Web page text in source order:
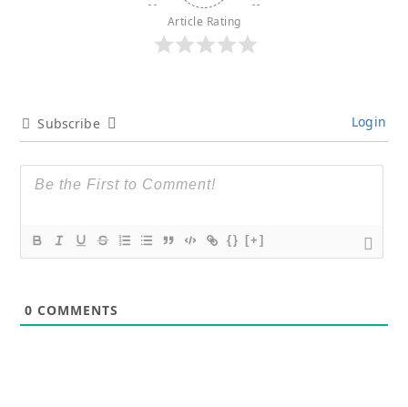
Article Rating
Subscribe Login
{} [+]
0 COMMENTS